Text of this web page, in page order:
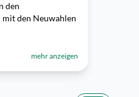
den
den Neuwahlen
mehr anzeigen